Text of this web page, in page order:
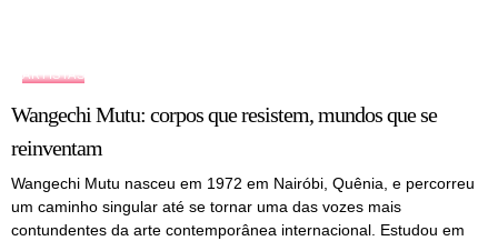
ARTISTAS
Wangechi Mutu: corpos que resistem, mundos que se
reinventam
Wangechi Mutu nasceu em 1972 em Nairóbi, Quênia, e percorreu
um caminho singular até se tornar uma das vozes mais
contundentes da arte contemporânea internacional. Estudou em